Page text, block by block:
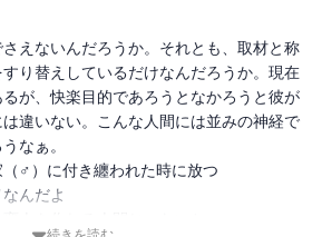
えないんだろうか。それとも、取材と称
り替えしているだけなんだろうか。現在
が、快楽目的であろうとなかろうと彼が
違いない。こんな人間には並みの神経で
なぁ。
♂）に付き纏われた時に放つ
なんだよ